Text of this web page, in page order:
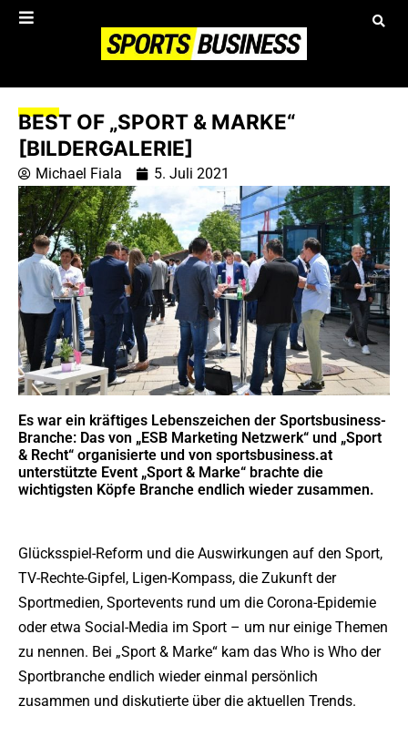
BEST OF „SPORT & MARKE“
[BILDERGALERIE]
Michael Fiala 5. Juli 2021
Es war ein kräftiges Lebenszeichen der Sportsbusiness-
Branche: Das von „ESB Marketing Netzwerk“ und „Sport
& Recht“ organisierte und von sportsbusiness.at
unterstützte Event „Sport & Marke“ brachte die
wichtigsten Köpfe Branche endlich wieder zusammen.
Glücksspiel-Reform und die Auswirkungen auf den Sport,
TV-Rechte-Gipfel, Ligen-Kompass, die Zukunft der
Sportmedien, Sportevents rund um die Corona-Epidemie
oder etwa Social-Media im Sport – um nur einige Themen
zu nennen. Bei „Sport & Marke“ kam das Who is Who der
Sportbranche endlich wieder einmal persönlich
zusammen und diskutierte über die aktuellen Trends.